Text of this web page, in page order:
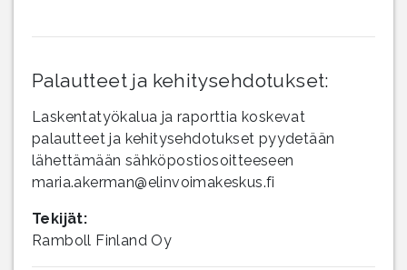
Palautteet ja kehitysehdotukset:
Laskentatyökalua ja raporttia koskevat
palautteet ja kehitysehdotukset pyydetään
lähettämään sähköpostiosoitteeseen
maria.akerman@elinvoimakeskus.fi
Tekijät:
Ramboll Finland Oy